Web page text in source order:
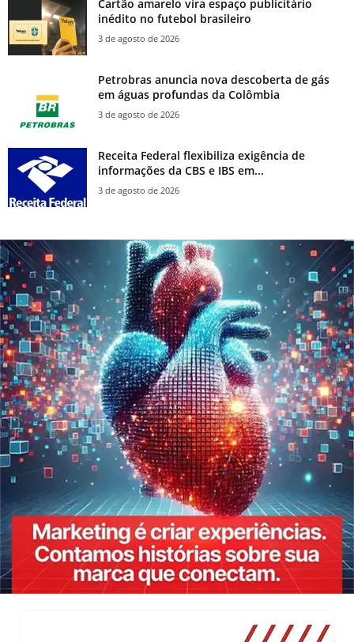
Cartão amarelo vira espaço publicitário
inédito no futebol brasileiro
3 de agosto de 2026
Petrobras anuncia nova descoberta de gás
em águas profundas da Colômbia
3 de agosto de 2026
Receita Federal flexibiliza exigência de
informações da CBS e IBS em...
3 de agosto de 2026